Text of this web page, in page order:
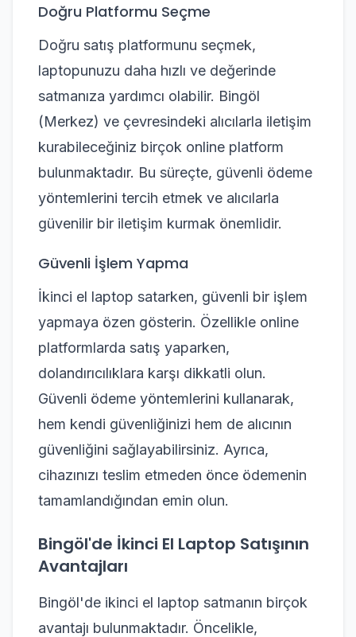
Doğru Platformu Seçme
Doğru satış platformunu seçmek,
laptopunuzu daha hızlı ve değerinde
satmanıza yardımcı olabilir. Bingöl
(Merkez) ve çevresindeki alıcılarla iletişim
kurabileceğiniz birçok online platform
bulunmaktadır. Bu süreçte, güvenli ödeme
yöntemlerini tercih etmek ve alıcılarla
güvenilir bir iletişim kurmak önemlidir.
Güvenli İşlem Yapma
İkinci el laptop satarken, güvenli bir işlem
yapmaya özen gösterin. Özellikle online
platformlarda satış yaparken,
dolandırıcılıklara karşı dikkatli olun.
Güvenli ödeme yöntemlerini kullanarak,
hem kendi güvenliğinizi hem de alıcının
güvenliğini sağlayabilirsiniz. Ayrıca,
cihazınızı teslim etmeden önce ödemenin
tamamlandığından emin olun.
Bingöl'de İkinci El Laptop Satışının
Avantajları
Bingöl'de ikinci el laptop satmanın birçok
avantajı bulunmaktadır. Öncelikle,